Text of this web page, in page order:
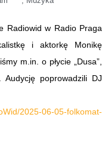
Radiowid w Radio Praga
i aktorkę Monikę
m.in. o płycie „Dusa”,
Audycję poprowadzili DJ
2025-06-05-folkomat-